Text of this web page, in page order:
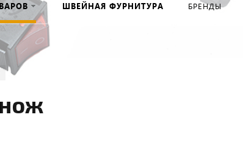
ШВЕЙНАЯ ФУРНИТУРА БРЕНДЫ